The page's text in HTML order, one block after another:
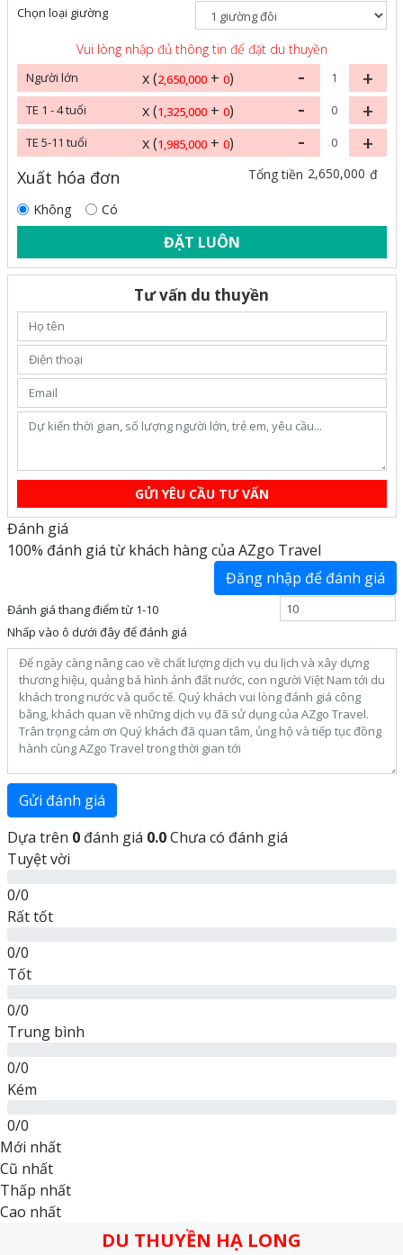
Chọn loại giường
Vui lòng nhập đủ thông tin để đặt du thuyền
Người lớn x (2,650,000+ 0) - +
TE 1 - 4 tuổi x (1,325,000+ 0) - +
TE 5-11 tuổi x (1,985,000+ 0) - +
Tổng tiền 2,650,000 đ
Xuất hóa đơn
Không Có
ĐẶT LUÔN
Tư vấn du thuyền
GỬI YÊU CẦU TƯ VẤN
Đánh giá
100% đánh giá từ khách hàng của AZgo Travel
Đăng nhập để đánh giá
Đánh giá thang điểm từ 1-10
Nhấp vào ô dưới đây để đánh giá
Gửi đánh giá
Dựa trên 0đánh giá 0.0Chưa có đánh giá
Tuyệt vời
0/0
Rất tốt
0/0
Tốt
0/0
Trung bình
0/0
Kém
0/0
Mới nhất
Cũ nhất
Thấp nhất
Cao nhất
DU THUYỀN HẠ LONG